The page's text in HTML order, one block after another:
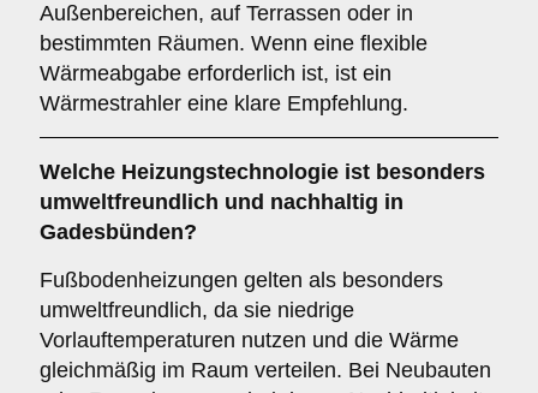
Außenbereichen, auf Terrassen oder in
bestimmten Räumen. Wenn eine flexible
Wärmeabgabe erforderlich ist, ist ein
Wärmestrahler eine klare Empfehlung.
Welche Heizungstechnologie ist besonders
umweltfreundlich und nachhaltig in
Gadesbünden?
Fußbodenheizungen gelten als besonders
umweltfreundlich, da sie niedrige
Vorlauftemperaturen nutzen und die Wärme
gleichmäßig im Raum verteilen. Bei Neubauten